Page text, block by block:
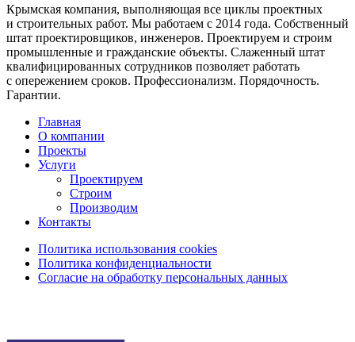
Крымская компания, выполняющая все циклы проектных
и строительных работ. Мы работаем с 2014 года. Собственный
штат проектировщиков, инженеров. Проектируем и строим
промышленные и гражданские объекты. Слаженный штат
квалифицированных сотрудников позволяет работать
с опережением сроков. Профессионализм. Порядочность.
Гарантии.
Главная
О компании
Проекты
Услуги
Проектируем
Строим
Производим
Контакты
Политика использования cookies
Политика конфиденциальности
Согласие на обработку персональных данных